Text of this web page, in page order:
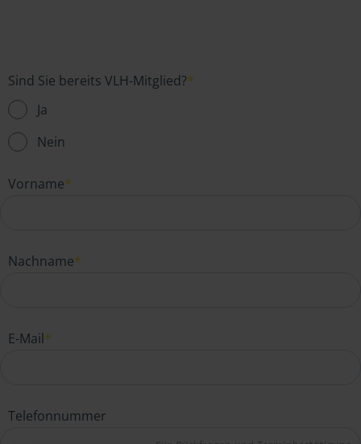
Sind Sie bereits VLH-Mitglied?*
Ja
Nein
Vorname*
Nachname*
E-Mail*
Telefonnummer